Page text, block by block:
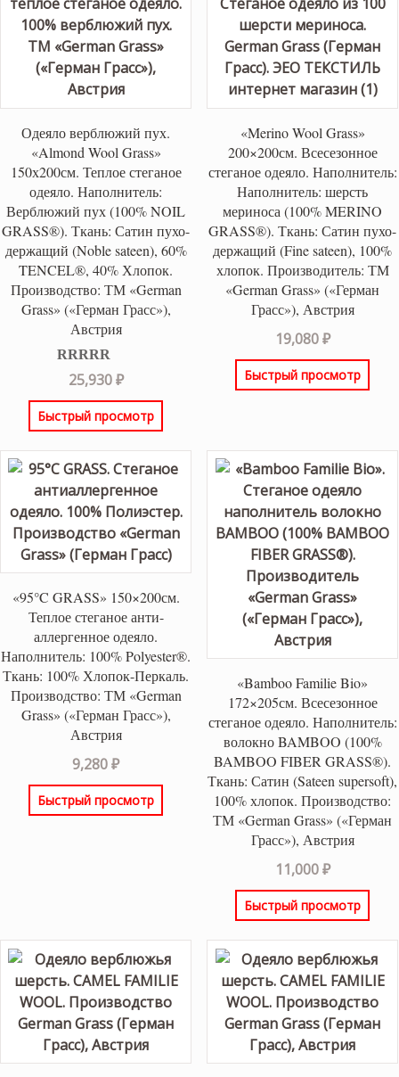
Одеяло верблюжий пух.
«Almond Wool Grass»
150х200см. Теплое стеганое
одеяло. Наполнитель:
Верблюжий пух (100% NOIL
GRASS®). Ткань: Сатин пухо-
держащий (Noble sateen), 60%
TENCEL®, 40% Хлопок.
Производство: ТМ «German
Grass» («Герман Грасс»),
Австрия
Оценка5.00
из 5
25,930₽
Быстрый просмотр
«Merino Wool Grass»
200×200см. Всесезонное
стеганое одеяло. Наполнитель:
Наполнитель: шерсть
мериноса (100% MERINO
GRASS®). Ткань: Сатин пухо-
держащий (Fine sateen), 100%
хлопок. Производитель: ТМ
«German Grass» («Герман
Грасс»), Австрия
19,080₽
Быстрый просмотр
«95°C GRASS» 150×200см.
Теплое стеганое анти-
аллергенное одеяло.
Наполнитель: 100% Polyester®.
Ткань: 100% Хлопок-Перкаль.
Производство: ТМ «German
Grass» («Герман Грасс»),
Австрия
9,280₽
Быстрый просмотр
«Bamboo Familie Bio»
172×205см. Всесезонное
стеганое одеяло. Наполнитель:
волокно BAMBOO (100%
BAMBOO FIBER GRASS®).
Ткань: Сатин (Sateen supersoft),
100% хлопок. Производство:
ТМ «German Grass» («Герман
Грасс»), Австрия
11,000₽
Быстрый просмотр